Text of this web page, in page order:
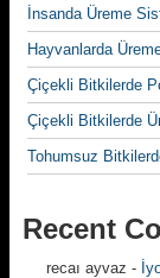
İnsanda Üreme
Hayvanlarda
Çiçekli Bitkilerde
Çiçekli Bitkilerde
Tohumsuz
Recent
recaı ayvaz -